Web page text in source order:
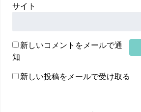
サイト
新しいコメントをメールで通
知
新しい投稿をメールで受け取る